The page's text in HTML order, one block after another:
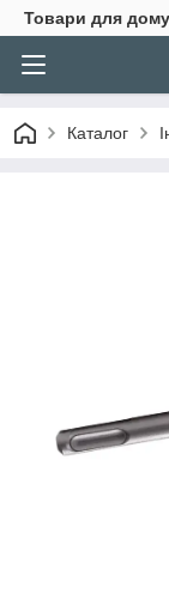
Товари для
Каталог